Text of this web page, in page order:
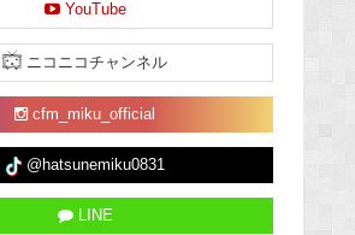
YouTube
ニコニコチャンネル
cfm_miku_official
@hatsunemiku0831
LINE